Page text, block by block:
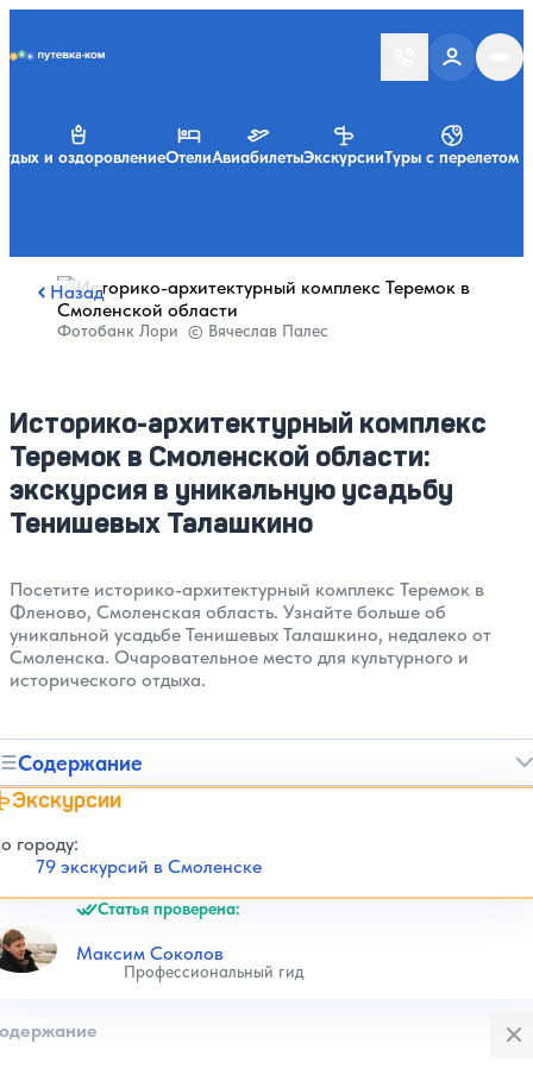
и оздоровлениеОтелиАвиабилетыЭкскурсииТуры с перелетом
Историко-архитектурный комплекс
Теремок в Смоленской области:
экскурсия в уникальную усадьбу
Тенишевых Талашкино
Посетите историко-архитектурный комплекс Теремок в
Фленово, Смоленская область. Узнайте больше об
уникальной усадьбе Тенишевых Талашкино, недалеко от
Смоленска. Очаровательное место для культурного и
исторического отдыха.
Содержание
Экскурсии
городу:
79 экскурсий в Смоленске
Статья проверена:
Максим Соколов
Профессиональный гид
Назад
Фотобанк Лори © Вячеслав Палес